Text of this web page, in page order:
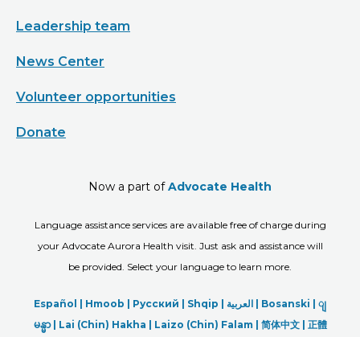
Leadership team
News Center
Volunteer opportunities
Donate
Now a part ofAdvocate Health
Language assistance services are available free of charge during
your Advocate Aurora Health visit. Just ask and assistance will
be provided. Select your language to learn more.
Español | Hmoob Русский Shqip العربیة Bosanski
ျ
မန္မာ| Lai (Chin) Hakha | Laizo (Chin) Falam | 简体中文 | 正體